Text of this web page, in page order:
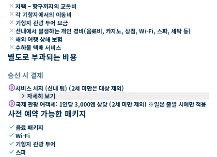
close 자택 ~ 항구까지의 교통비
close 각 기항지에서의 이동비
close 기항지 관광 투어 요금
close 선내에서 발생하는 개인 경비(음료비, 카지노, 상점, Wi-Fi, 스파, 세탁 등)
close 해외 여행 상해 보험
close 수하물 택배 서비스
별도로 부과되는 비용
승선 시 결제
paid서비스 차지 (선내 팁) (2세 미만은 대상 제외)
keyboard_arrow_right 자세히 보기
paid국제 관광 여객세: 1인당 3,000엔 상당 (2세 미만 제외) ※일본 출발 시에만 적용
사전 예약 가능한 패키지
check 음료 패키지
checkWi-Fi
check 기항지 관광 투어
check 스파